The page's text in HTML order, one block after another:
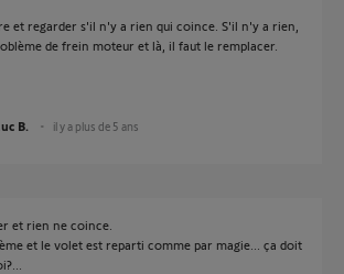
et regarder s'il n'y a rien qui coince. S'il n'y a rien,
de frein moteur et là, il faut le remplacer.
B. il y a plus de 5 ans
et rien ne coince.
et le volet est reparti comme par magie... ça doit